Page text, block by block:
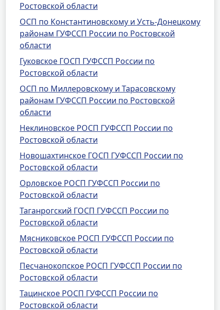
Ростовской области
ОСП по Константиновскому и Усть-Донецкому
районам ГУФССП России по Ростовской
области
Гуковское ГОСП ГУФССП России по
Ростовской области
ОСП по Миллеровскому и Тарасовскому
районам ГУФССП России по Ростовской
области
Неклиновское РОСП ГУФССП России по
Ростовской области
Новошахтинское ГОСП ГУФССП России по
Ростовской области
Орловское РОСП ГУФССП России по
Ростовской области
Таганрогский ГОСП ГУФССП России по
Ростовской области
Мясниковское РОСП ГУФССП России по
Ростовской области
Песчанокопское РОСП ГУФССП России по
Ростовской области
Тацинское РОСП ГУФССП России по
Ростовской области